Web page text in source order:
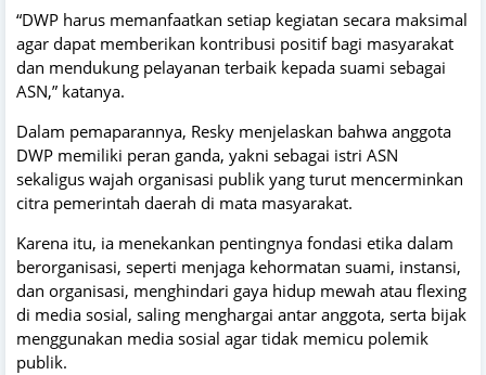
“DWP harus memanfaatkan setiap kegiatan secara maksimal
agar dapat memberikan kontribusi positif bagi masyarakat
dan mendukung pelayanan terbaik kepada suami sebagai
ASN,” katanya.
Dalam pemaparannya, Resky menjelaskan bahwa anggota
DWP memiliki peran ganda, yakni sebagai istri ASN
sekaligus wajah organisasi publik yang turut mencerminkan
citra pemerintah daerah di mata masyarakat.
Karena itu, ia menekankan pentingnya fondasi etika dalam
berorganisasi, seperti menjaga kehormatan suami, instansi,
dan organisasi, menghindari gaya hidup mewah atau flexing
di media sosial, saling menghargai antar anggota, serta bijak
menggunakan media sosial agar tidak memicu polemik
publik.